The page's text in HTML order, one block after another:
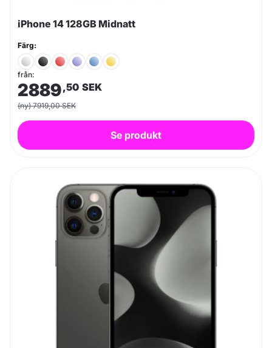
iPhone 14 128GB Midnatt
Färg:
från:
2889,50 SEK
(ny) 7919,00 SEK
Se produkt